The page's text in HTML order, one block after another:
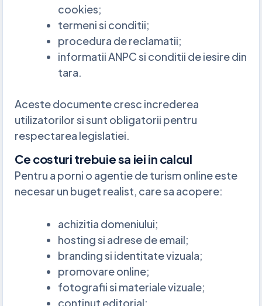
cookies;
termeni si conditii;
procedura de reclamatii;
informatii ANPC si conditii de iesire din
tara.
Aceste documente cresc increderea
utilizatorilor si sunt obligatorii pentru
respectarea legislatiei.
Ce costuri trebuie sa iei in calcul
Pentru a porni o agentie de turism online este
necesar un buget realist, care sa acopere:
achizitia domeniului;
hosting si adrese de email;
branding si identitate vizuala;
promovare online;
fotografii si materiale vizuale;
continut editorial;